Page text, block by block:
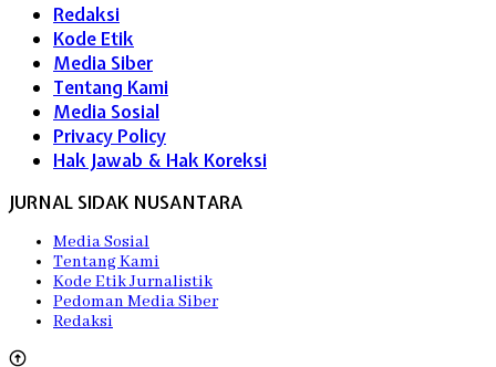
Redaksi
Kode Etik
Media Siber
Tentang Kami
Media Sosial
Privacy Policy
Hak Jawab & Hak Koreksi
JURNAL SIDAK NUSANTARA
Media Sosial
Tentang Kami
Kode Etik Jurnalistik
Pedoman Media Siber
Redaksi